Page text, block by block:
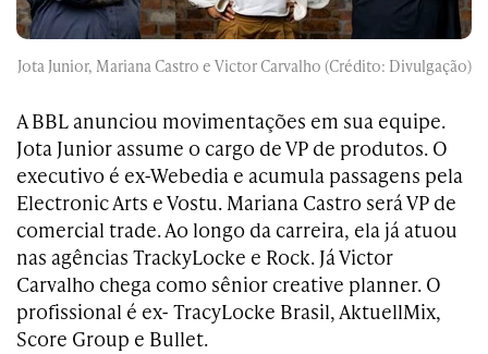
Jota Junior, Mariana Castro e Victor Carvalho (Crédito: Divulgação)
A BBL anunciou movimentações em sua equipe.
Jota Junior assume o cargo de VP de produtos. O
executivo é ex-Webedia e acumula passagens pela
Electronic Arts e Vostu. Mariana Castro será VP de
comercial trade. Ao longo da carreira, ela já atuou
nas agências TrackyLocke e Rock. Já Victor
Carvalho chega como sênior creative planner. O
profissional é ex- TracyLocke Brasil, AktuellMix,
Score Group e Bullet.